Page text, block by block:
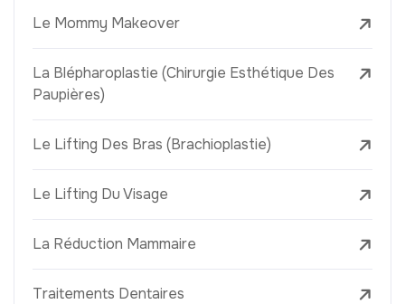
Le Mommy Makeover
La Blépharoplastie (Chirurgie Esthétique Des
Paupières)
Le Lifting Des Bras (Brachioplastie)
Le Lifting Du Visage
La Réduction Mammaire
Traitements Dentaires